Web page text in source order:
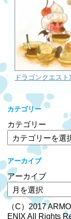
ドラゴンクエス
カテゴリー
カテゴリー
アーカイブ
アーカイブ
（C）2017
ENIX All Rights